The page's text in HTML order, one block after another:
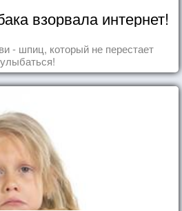
взорвала интернет!
- шпиц, который не перестает
улыбаться!